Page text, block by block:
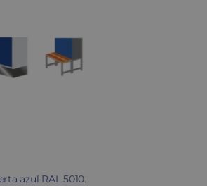
azul RAL 5010.